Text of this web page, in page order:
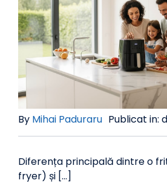
By Mihai Paduraru Publicat in:
Diferența principală dintre o
fryer) și [...]